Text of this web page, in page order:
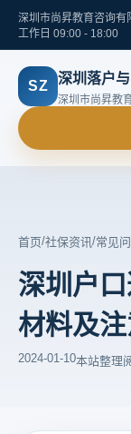
深圳市尚昇教育咨询有
工作日 09:00 - 18:00
SZ 深圳落户
深圳市尚昇教
首页/社保资讯/常见
深圳户
材料及
2024-01-10本站整理